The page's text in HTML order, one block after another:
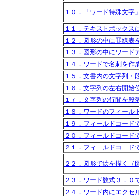
１０．「ワード特殊文字
１１．テキストボックス
１２．図形の中に罫線表
１３．図形の中にワード
１４．ワードで名刺を作
１５．文書内の文字列・
１６．文字列の左右開始
１７．文字列の行間を段
１８．ワードのフィール
１９．フィールドコード
２０．フィールドコード
２１．フィールドコード
２２．図形で絵を描く（
２３．ワード数式３．０
２４．ワード内にエクセ